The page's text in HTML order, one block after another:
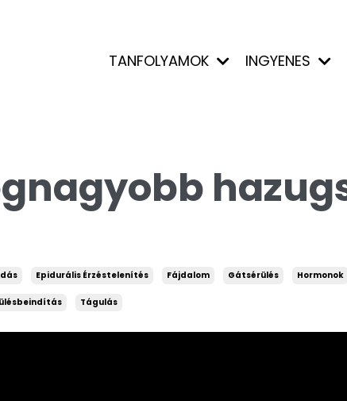
TANFOLYAMOK INGYENES
Epidurális Érzéstelenítés Fájdalom Gátsérülés Hormonok
Tágulás